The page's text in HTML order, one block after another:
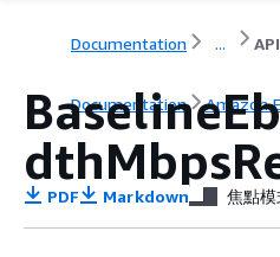
Documentation ...
Documentation Amazon
PDF Markdown 焦點模